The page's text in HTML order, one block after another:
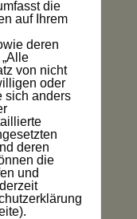
die
auf Ihrem
deren
von nicht
oder
sich anders
deren
die
und